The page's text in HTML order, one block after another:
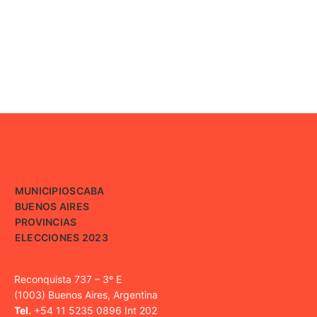
MUNICIPIOSCABA
BUENOS AIRES
PROVINCIAS
ELECCIONES 2023
Reconquista 737 – 3º E
(1003) Buenos Aires, Argentina
Tel. +54 11 5235 0896 Int 202